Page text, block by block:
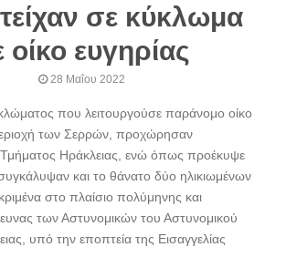
σε κύκλωμα
οίκο ευγηρίας
28 Μαΐου 2022
που λειτουργούσε παράνομο οίκο
των Σερρών, προχώρησαν
Τμήματος Ηράκλειας, ενώ όπως προέκυψε
και το θάνατο δύο ηλικιωμένων
στο πλαίσιο πολύμηνης και
των Αστυνομικών του Αστυνομικού
υπό την εποπτεία της Εισαγγελίας